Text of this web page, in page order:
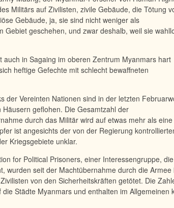
Militärs auf Zivilisten, zivile Gebäude, die Tötung
Gebäude, ja, sie sind nicht weniger als
Gebiet geschehen, und zwar deshalb, weil sie
in Sagaing im oberen Zentrum Myanmars hart
heftige Gefechte mit schlecht bewaffneten
der Vereinten Nationen sind in der letzten
geflohen. Die Gesamtzahl der
durch das Militär wird auf etwas mehr als eine
ist ange­sichts der von der Regierung
Kriegsgebiete unklar.
for Political Prisoners, einer Interessengruppe, die
wurden seit der Machtübernahme durch die Armee
von den Sicherheitskräften getötet. Die
Städte Myanmars und enthalten im Allgemeinen